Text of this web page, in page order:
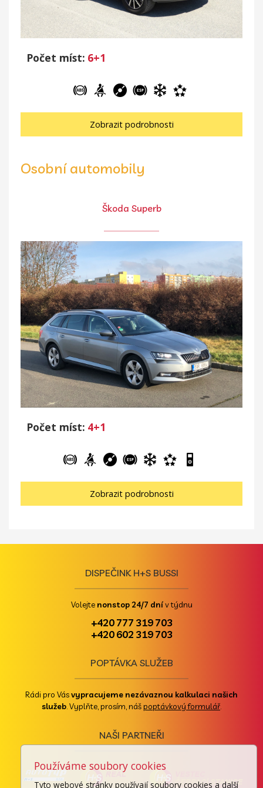
Používáme soubory cookies
Tyto webové stránky používají soubory cookies a další
Počet míst: 6+1
Zobrazit podrobnosti
Osobní automobily
Škoda Superb
Počet míst: 4+1
Zobrazit podrobnosti
DISPEČINK H+S BUSSI
Volejte nonstop 24/7 dnív týdnu
+420 777 319 703
+420 602 319 703
POPTÁVKA SLUŽEB
Rádi pro Vásvypracujeme nezávaznou kalkulaci našich
služeb. Vyplňte, prosím, nášpoptávkový formulář.
NAŠI PARTNEŘI